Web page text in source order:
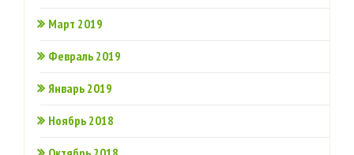
Март 2019
Февраль 2019
Январь 2019
Ноябрь 2018